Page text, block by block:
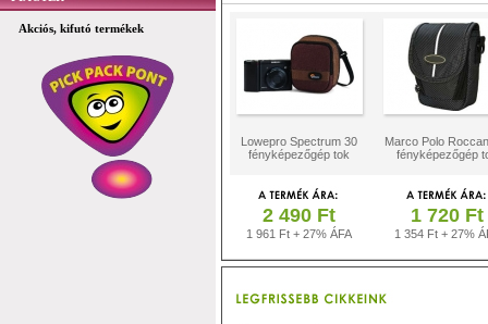
Akciós, kifutó termékek
Lowepro Spectrum 30
fényképezőgép tok
Marco Polo
fényképezőgép
2 490 Ft
1 961 Ft + 27% ÁFA
1 720 Ft
1 354 Ft + 27%